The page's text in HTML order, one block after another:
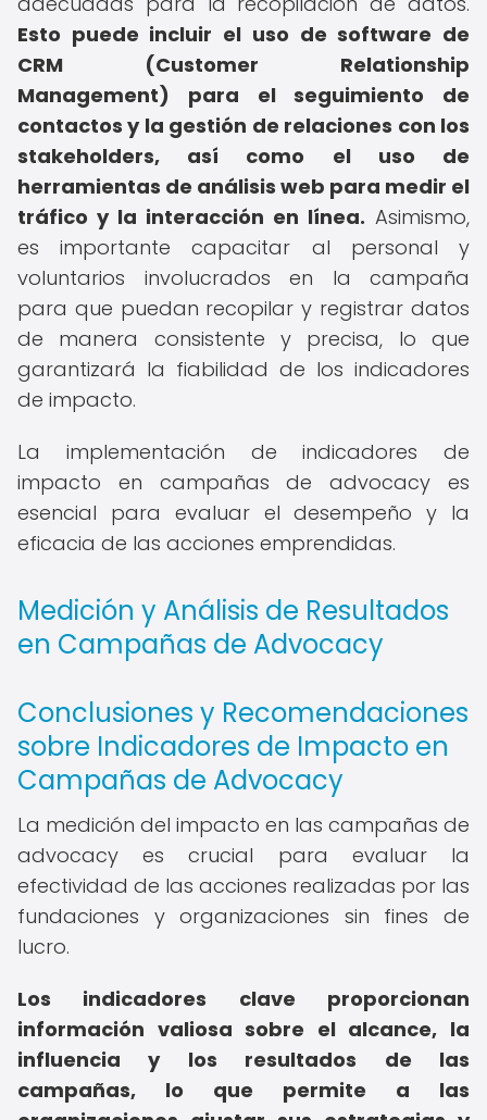
Esto puede incluir el uso de software de
CRM (Customer Relationship
Management) para el seguimiento de
contactos y la gestión de relaciones con los
stakeholders, así como el uso de
herramientas de análisis web para medir el
tráfico y la interacción en línea. Asimismo,
es importante capacitar al personal y
voluntarios involucrados en la campaña
para que puedan recopilar y registrar datos
de manera consistente y precisa, lo que
garantizará la fiabilidad de los indicadores
de impacto.
La implementación de indicadores de
impacto en campañas de advocacy es
esencial para evaluar el desempeño y la
eficacia de las acciones emprendidas.
Medición y Análisis de Resultados
en Campañas de Advocacy
Conclusiones y Recomendaciones
sobre Indicadores de Impacto en
Campañas de Advocacy
La medición del impacto en las campañas de
advocacy es crucial para evaluar la
efectividad de las acciones realizadas por las
fundaciones y organizaciones sin fines de
lucro.
Los indicadores clave proporcionan
información valiosa sobre el alcance, la
influencia y los resultados de las
campañas, lo que permite a las